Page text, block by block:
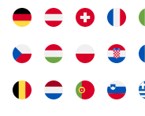
now I have received
she can’t wait to get
buy a new cooker
Preložiť